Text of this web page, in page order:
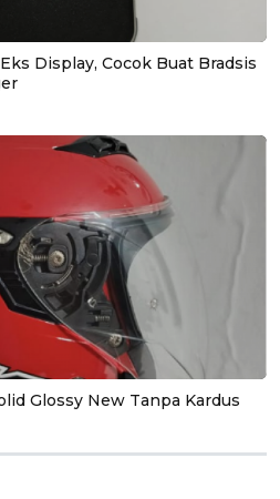
Display, Cocok Buat Bradsis
Glossy New Tanpa Kardus